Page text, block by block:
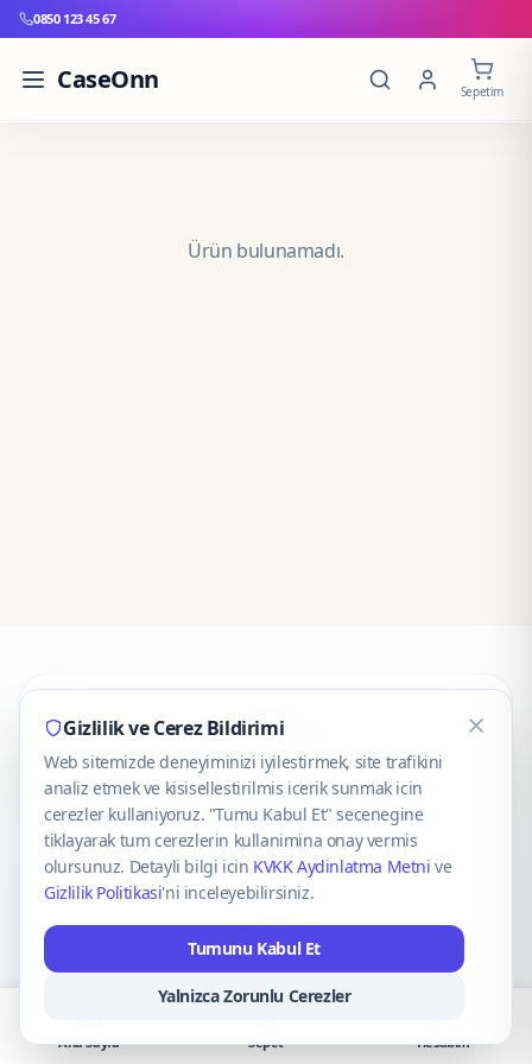
0850 123 45 67
CaseOnn Sepetim
Ürün bulunamadı.
CaseOnn
© 2025 CaseOnn. Tüm hakları saklıdır.
VISA Mastercard
Gizlilik ve Cerez Bildirimi
Web sitemizde deneyiminizi iyilestirmek, site trafikini
analiz etmek ve kisisellestirilmis icerik sunmak icin
cerezler kullaniyoruz. "Tumu Kabul Et" secenegine
tiklayarak tum cerezlerin kullanimina onay vermis
olursunuz. Detayli bilgi icin KVKK Aydinlatma Metni ve
Gizlilik Politikasi'ni inceleyebilirsiniz.
Tumunu Kabul Et
Yalnizca Zorunlu Cerezler
Ana Sayfa Sepet Hesabım